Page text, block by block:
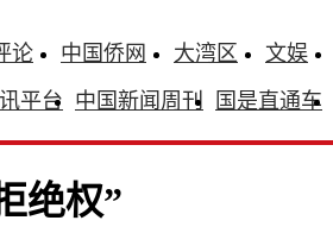
论 中国侨网 大湾区 文娱
平台 中国新闻周刊 国是直通车
绝权”